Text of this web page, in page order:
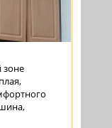
зоне